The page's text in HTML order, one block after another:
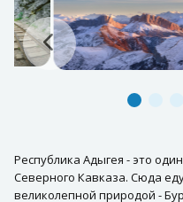
Республика Адыгея - это
Северного Кавказа. Сюда
великолепной природой -